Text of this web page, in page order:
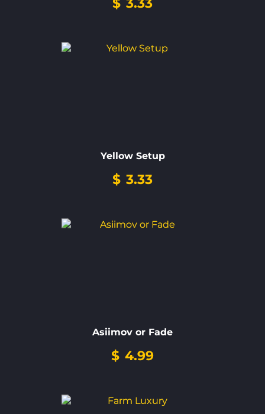
$ 3.33
Yellow Setup
$ 3.33
Asiimov or Fade
$ 4.99